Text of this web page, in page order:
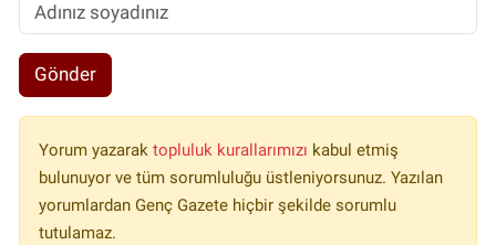
Gönder
Yorum yazarak topluluk kurallarımızı kabul etmiş
bulunuyor ve tüm sorumluluğu üstleniyorsunuz. Yazılan
yorumlardan Genç Gazete hiçbir şekilde sorumlu
tutulamaz.